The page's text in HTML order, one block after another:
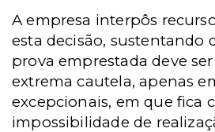
A empresa interpôs
esta decisão, sustentando
prova emprestada deve
extrema cautela, apenas
excepcionais, em que fica
impossibilidade de